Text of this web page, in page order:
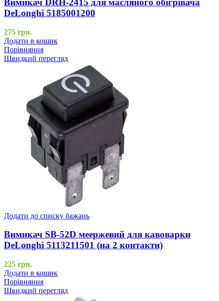
Вимикач DRH-2415 для масляного обігрівача
DeLonghi 5185001200
275 грн.
Додати в кошик
Порівняння
Швидкий перегляд
Додати до списку бажань
Вимикач SB-52D меержевий для кавоварки
DeLonghi 5113211501 (на 2 контакти)
225 грн.
Додати в кошик
Порівняння
Швидкий перегляд